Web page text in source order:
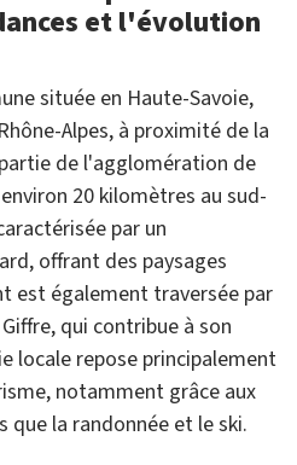
et l'évolution
située en Haute-Savoie,
Alpes, à proximité de la
de l'agglomération de
20 kilomètres au sud-
par un
offrant des paysages
est également traversée par
qui contribue à son
locale repose principalement
notamment grâce aux
la randonnée et le ski.